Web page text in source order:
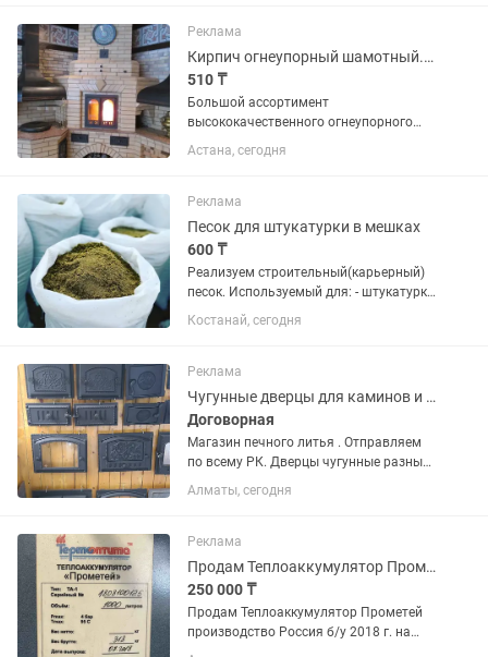
каминов, тандыров, печных
комплексов, печи для пиццы,...
Реклама
Кирпич огнеупорный шамотный. Мертель.
510 ₸
Большой ассортимент
высококачественного огнеупорного
шамотного кирпича! Применяется для
выкладки печей, каминов, тандыров,
садовые, бани и сауны! Стандарт
кирпич...
Астана, сегодня
Реклама
Песок для штукатурки в мешках
600 ₸
Реализуем строительный(карьерный)
песок. Используемый для: - штукатурки
стен ; - кладки кирпича ; - кладки печей,
тандыров и др. В наличии всегда есть
тонн....
Костанай, сегодня
Реклама
Чугунные дверцы для каминов и печей
Договорная
Магазин печного литья . Отправляем
по всему РК. Дверцы чугунные разных
размеров и моделей. Дверцы топочные
со стеклом и без. Дверцы
Плиты под казан....
Алматы, сегодня
Реклама
Продам Теплоаккумулятор Прометей
250 000 ₸
Продам Теплоаккумулятор Прометей
производство Россия б/у 2018 г. на
1000 литров. Для твердотопливных